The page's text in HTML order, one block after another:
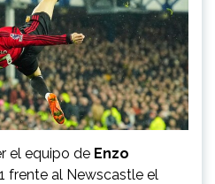
el equipo de Enzo
frente al Newscastle el